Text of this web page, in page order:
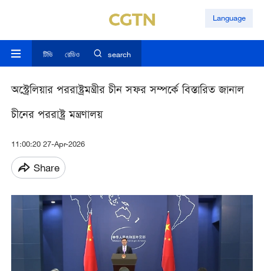
Language
টিভি রেডিও search
অস্ট্রেলিয়ার পররাষ্ট্রমন্ত্রীর চীন সফর সম্পর্কে বিস্তারিত জানাল
চীনের পররাষ্ট্র মন্ত্রণালয়
11:00:20 27-Apr-2026
Share